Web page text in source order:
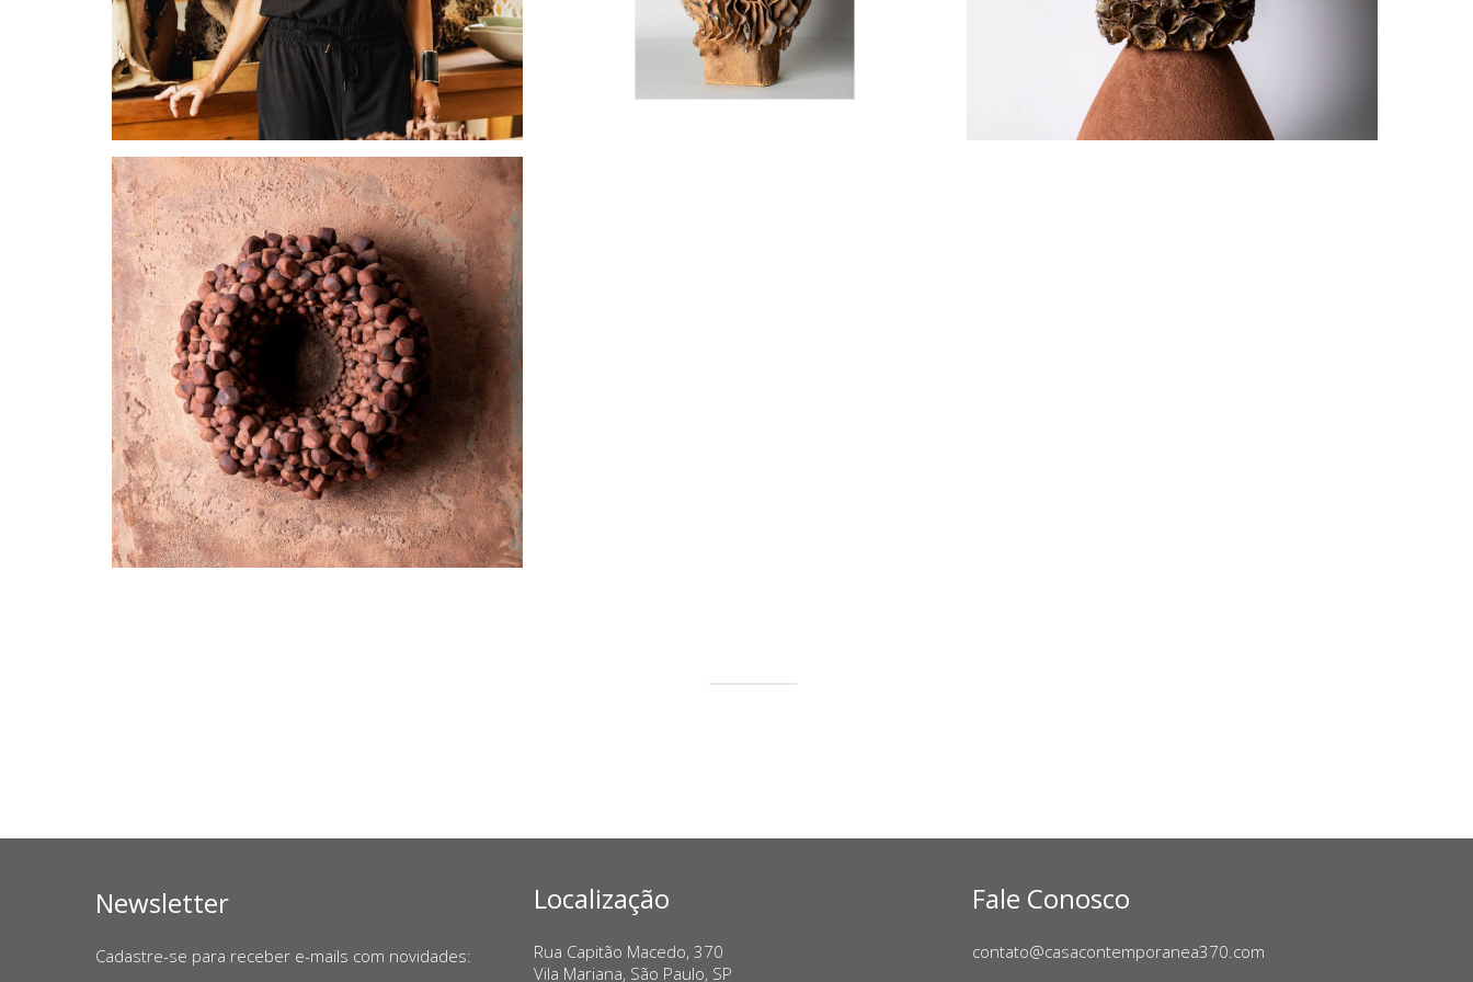
Newsletter
Cadastre-se para receber e-mails com novidades:
Localização
Rua Capitão Macedo, 370
Vila Mariana, São Paulo, SP
Fale Conosco
contato@casacontemporanea370.com